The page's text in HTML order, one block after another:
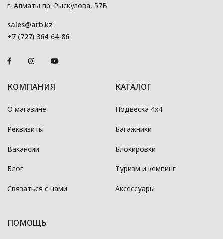
г. Алматы пр. Рыскулова, 57В
sales@arb.kz
+7 (727) 364-64-86
КОМПАНИЯ
О магазине
Реквизиты
Вакансии
Блог
Связаться с нами
КАТАЛОГ
Подвеска 4x4
Багажники
Блокировки
Туризм и кемпинг
Аксессуары
ПОМОЩЬ